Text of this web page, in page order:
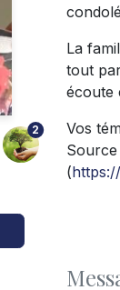
2
La
tout
écoute
Vos
(